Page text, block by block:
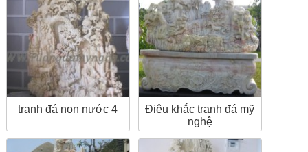
tranh đá non nước 4
Điêu khắc tranh đá mỹ
nghệ